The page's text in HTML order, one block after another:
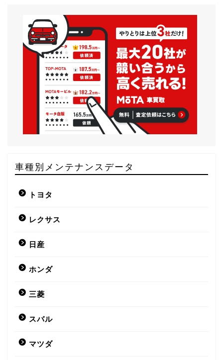
車種別メンテナンスデータ
トヨタ
レクサス
日産
ホンダ
三菱
スバル
マツダ